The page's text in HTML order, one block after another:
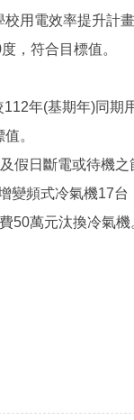
用電效率提升計
，符合目標值。
年(基期年)同
。
假日斷電或待機之
變頻式冷氣機17
50萬元汰換冷氣機